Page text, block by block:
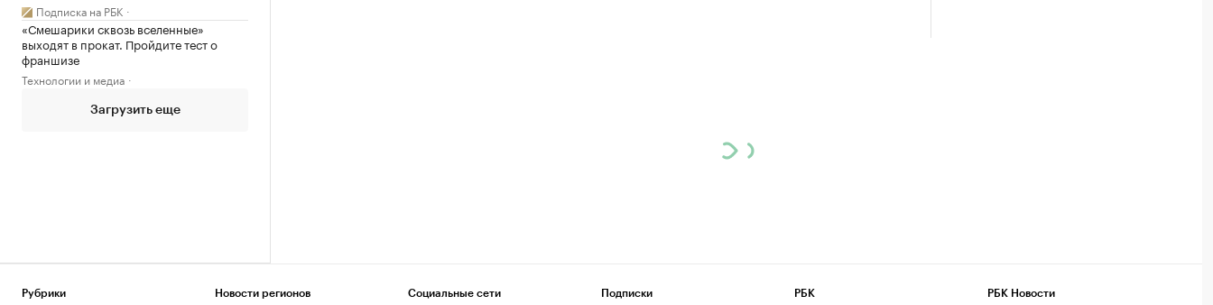
Подписка на РБК
«Смешарики сквозь вселенные»
выходят в прокат. Пройдите тест о
франшизе
Технологии и медиа
Загрузить еще
Рубрики Новости регионов Социальные сети Подписки РБК РБК Новости